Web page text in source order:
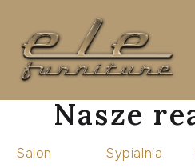
Nasze
Salon Sypialnia